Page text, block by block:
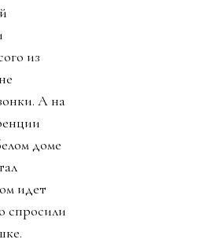
из
А на
доме
идет
спросили